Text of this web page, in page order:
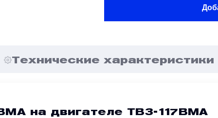
Технические характеристики
на двигателе ТВ3-117ВМА